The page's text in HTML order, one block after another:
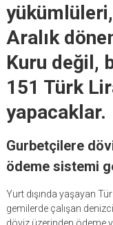
yükümlüleri,
Aralık
Kuru değil,
151 Türk
yapacaklar.
Gurbetçilere
ödeme sistemi
Yurt dışında yaşayan
gemilerde çalışan